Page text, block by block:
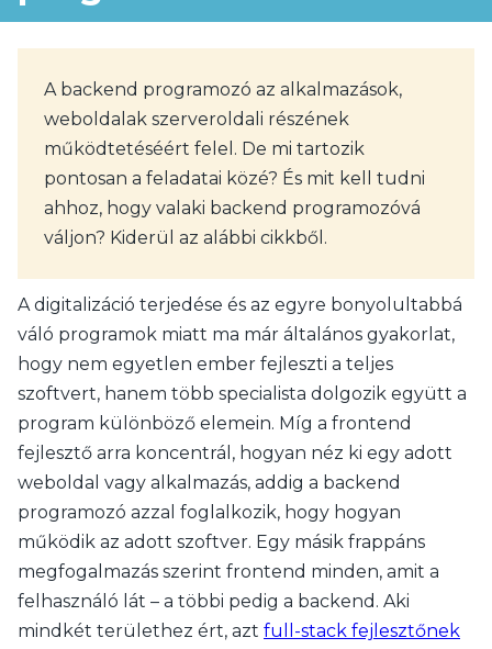
A backend programozó az alkalmazások,
weboldalak szerveroldali részének
működtetéséért felel. De mi tartozik
pontosan a feladatai közé? És mit kell tudni
ahhoz, hogy valaki backend programozóvá
váljon? Kiderül az alábbi cikkből.
A digitalizáció terjedése és az egyre bonyolultabbá
váló programok miatt ma már általános gyakorlat,
hogy nem egyetlen ember fejleszti a teljes
szoftvert, hanem több specialista dolgozik együtt a
program különböző elemein. Míg a frontend
fejlesztő arra koncentrál, hogyan néz ki egy adott
weboldal vagy alkalmazás, addig a backend
programozó azzal foglalkozik, hogy hogyan
működik az adott szoftver. Egy másik frappáns
megfogalmazás szerint frontend minden, amit a
felhasználó lát – a többi pedig a backend. Aki
mindkét területhez ért, azt full-stack fejlesztőnek